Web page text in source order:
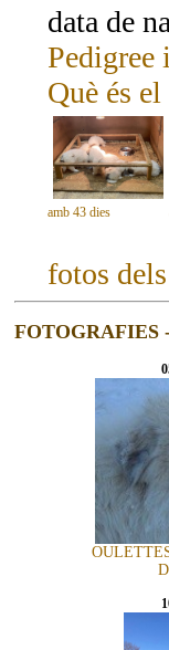
data de
Pedigree
Què és
amb 43 dies
fotos
FOTOGRAFIES